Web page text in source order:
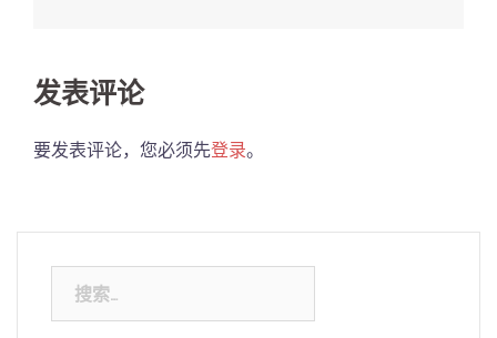
发表评论
要发表评论，您必须先登录。
索：